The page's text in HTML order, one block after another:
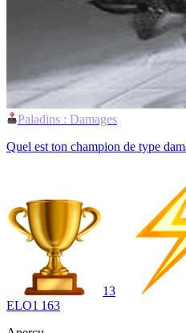
Paladins : Damages
Quel est ton champion de type
13
ELO1 163